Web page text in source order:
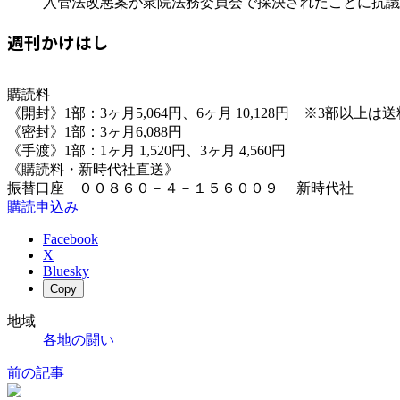
週刊かけはし
購読料
《開封》1部：3ヶ月5,064円、6ヶ月 10,128円 ※3部以上は送
《密封》1部：3ヶ月6,088円
《手渡》1部：1ヶ月 1,520円、3ヶ月 4,560円
《購読料・新時代社直送》
振替口座 ００８６０－４－１５６００９ 新時代社
購読申込み
Facebook
X
Bluesky
Copy
地域
各地の闘い
前の記事